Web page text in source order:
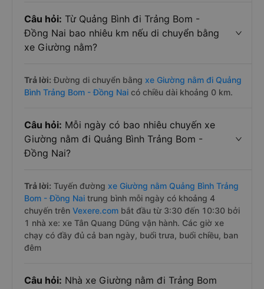
Câu hỏi: Từ Quảng Bình đi Trảng Bom -
Đồng Nai bao nhiêu km nếu di chuyển bằng
xe Giường nằm?
Trả lời: Đường di chuyển bằng xe Giường nằm đi Quảng
Bình Trảng Bom - Đồng Nai có chiều dài khoảng 0 km.
Câu hỏi: Mỗi ngày có bao nhiêu chuyến xe
Giường nằm đi Quảng Bình Trảng Bom -
Đồng Nai?
Trả lời: Tuyến đường xe Giường nằm Quảng Bình Trảng
Bom - Đồng Nai trung bình mỗi ngày có khoảng 4
chuyến trên Vexere.com bắt đầu từ 3:30 đến 10:30 bởi
1 nhà xe: xe Tân Quang Dũng vận hành. Các giờ xe
chạy có đầy đủ cả ban ngày, buổi trưa, buổi chiều, ban
đêm
Câu hỏi: Nhà xe Giường nằm đi Trảng Bom